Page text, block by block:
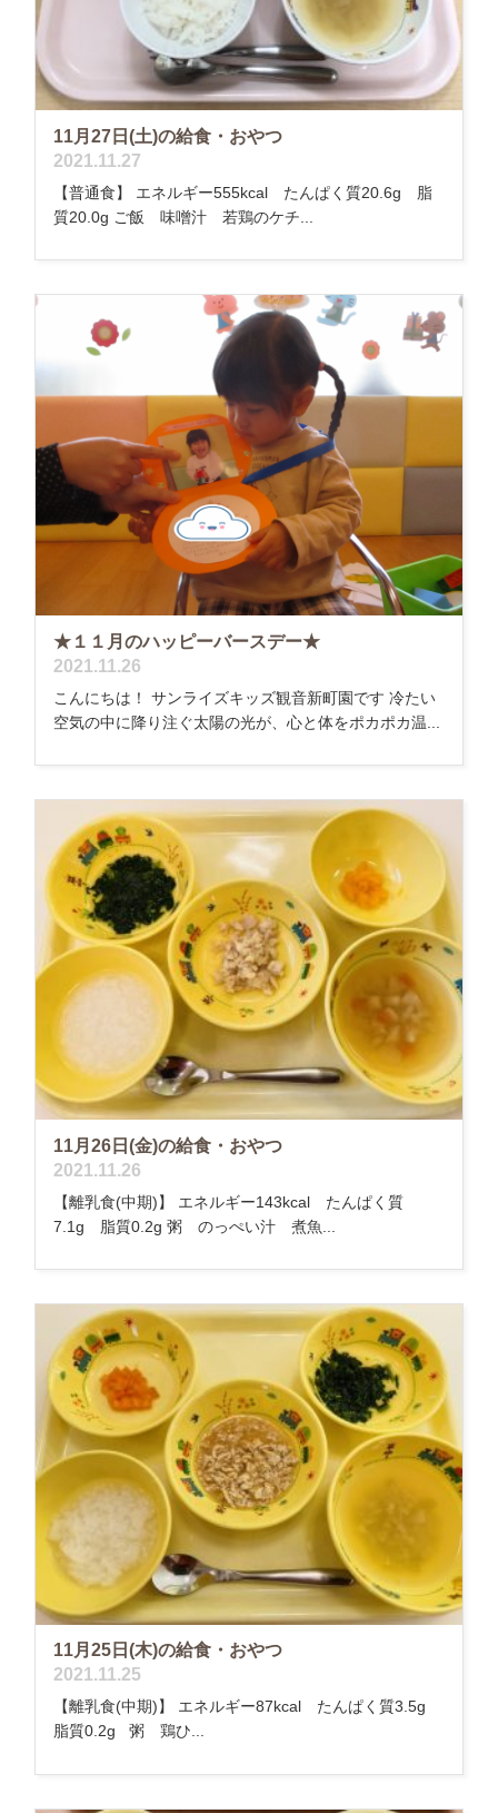
11月27日(土)の給食・おやつ
2021.11.27
【普通食】 エネルギー555kcal たんぱく質20.6g 脂
質20.0g ご飯 味噌汁 若鶏のケチ...
★１１月のハッピーバースデー★
2021.11.26
こんにちは！ サンライズキッズ観音新町園です 冷たい
空気の中に降り注ぐ太陽の光が、心と体をポカポカ温...
11月26日(金)の給食・おやつ
2021.11.26
【離乳食(中期)】 エネルギー143kcal たんぱく質
7.1g 脂質0.2g 粥 のっぺい汁 煮魚...
11月25日(木)の給食・おやつ
2021.11.25
【離乳食(中期)】 エネルギー87kcal たんぱく質3.5g
脂質0.2g 粥 鶏ひ...